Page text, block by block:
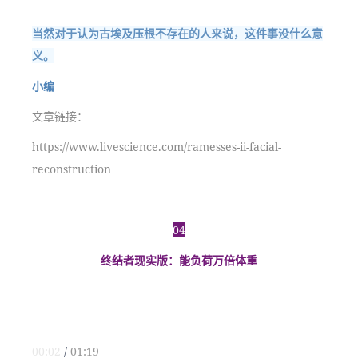
当然对于认为古埃及压根不存在的人来说，这件事没什么意
义。
小编
文章链接：
https://www.livescience.com/ramesses-ii-facial-
reconstruction
04
终结者现实版：能负荷万倍体重
/ 01:19